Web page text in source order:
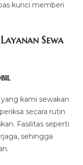
kunci memberi
Sewa
kami sewakan
secara rutin
Fasilitas seperti
sehingga